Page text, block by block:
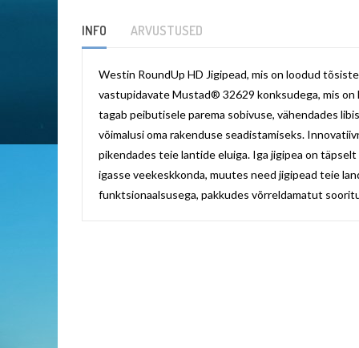
INFO
Westin RoundUp HD Jigipead, mis on loodud
vastupidavate Mustad® 32629 konksudega, mis on
tagab peibutisele parema sobivuse, vähendades
võimalusi oma rakenduse seadistamiseks.
pikendades teie lantide eluiga. Iga jigipea on
igasse veekeskkonda, muutes need jigipead teie
funktsionaalsusega, pakkudes võrreldamatut
ARVUSTUSED